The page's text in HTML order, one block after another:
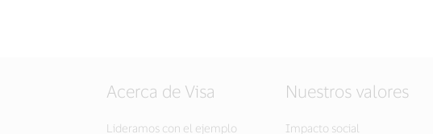
Acerca de Visa
Lideramos con el ejemplo
Nuestros valores
Impacto social